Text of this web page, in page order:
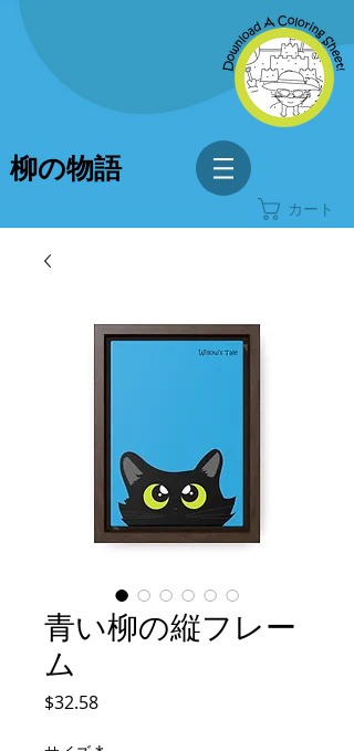
柳の物語
カート
青い柳の縦フレー
ム
$32.58価